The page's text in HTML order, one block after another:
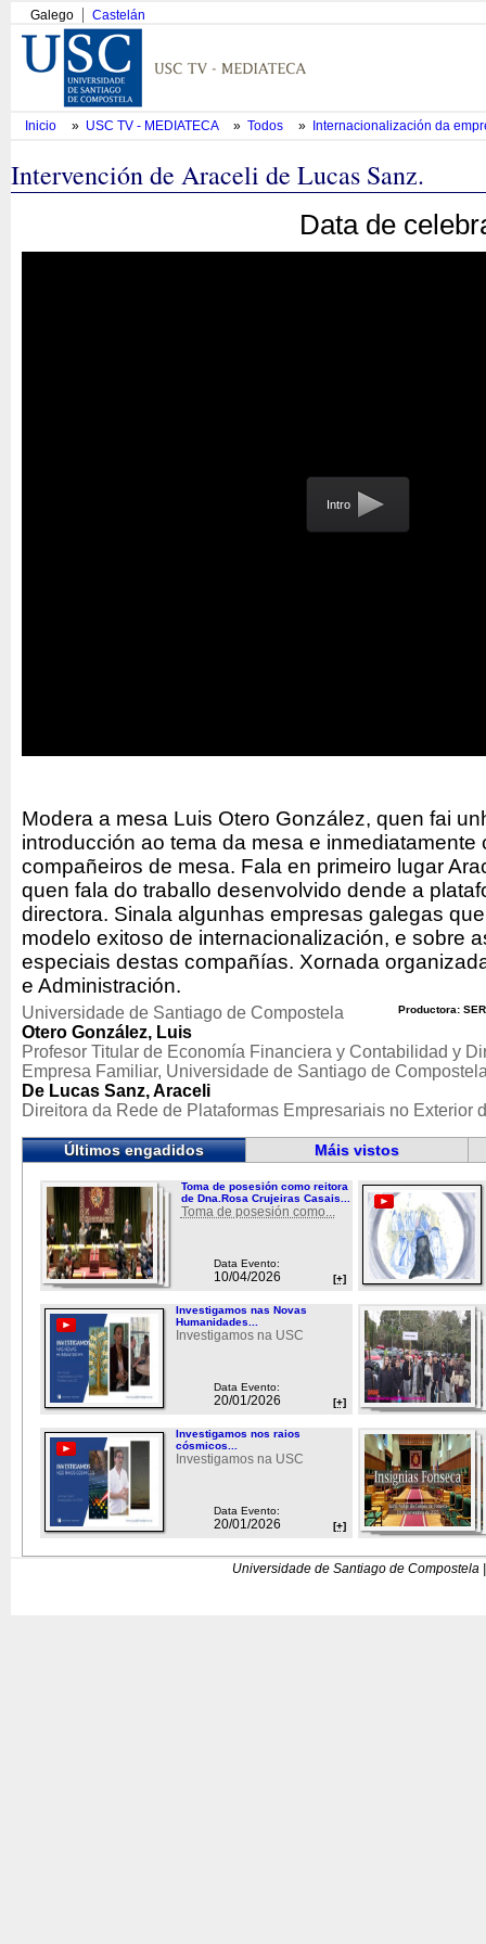
Galego Castelán
Inicio » USC TV - MEDIATECA » Todos » Internacionalización da
Intervención de Araceli de Lucas Sanz.
Data de
Intro
Modera a mesa Luis Otero González, quen fai
introducción ao tema da mesa e inmediatamente
compañeiros de mesa. Fala en primeiro lugar
quen fala do traballo desenvolvido dende a
directora. Sinala algunhas empresas galegas
modelo exitoso de internacionalización, e sobre
especiais destas compañías. Xornada
e Administración.
Productora:
Universidade de Santiago de Compostela
Otero González, Luis
Profesor Titular de Economía Financiera y Contabilidad y
Empresa Familiar, Universidade de Santiago de
De Lucas Sanz, Araceli
Direitora da Rede de Plataformas Empresariais no Exterior
Últimos engadidos Máis vistos
Toma de posesión como reitora
de Dna.Rosa Crujeiras Casais...
Toma de posesión como...
Data Evento:
10/04/2026 [+]
Investigamos nas Novas
Humanidades...
Investigamos na USC
Data Evento:
20/01/2026 [+]
Investigamos nos raios
cósmicos...
Investigamos na USC
Data Evento:
20/01/2026 [+]
Universidade de Santiago de